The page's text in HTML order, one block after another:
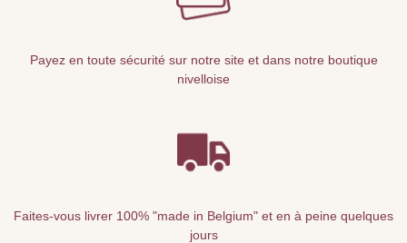
Payez en toute sécurité sur notre site et dans notre boutique
nivelloise
Faites-vous livrer 100% "made in Belgium" et en à peine quelques
jours